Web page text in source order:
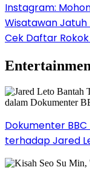
Instagram:
Wisatawan Jatuh
Cek Daftar
Dokumenter
terhadap Jared